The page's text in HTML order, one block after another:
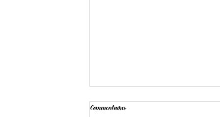
Commentaires